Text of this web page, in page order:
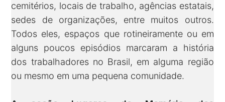
cemitérios, locais de trabalho, agências estatais,
sedes de organizações, entre muitos outros.
Todos eles, espaços que rotineiramente ou em
alguns poucos episódios marcaram a história
dos trabalhadores no Brasil, em alguma região
ou mesmo em uma pequena comunidade.